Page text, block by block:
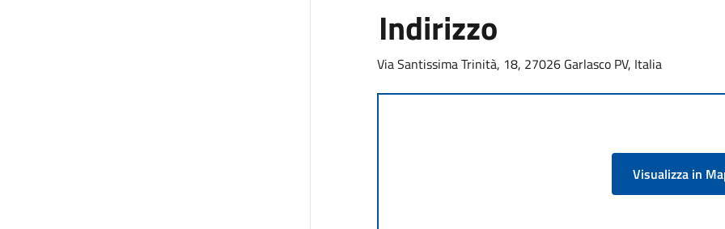
Indirizzo
Via Santissima Trinità, 18, 27026 Garlasco PV, Italia
Visualizza in